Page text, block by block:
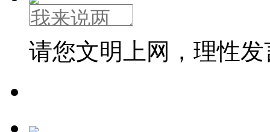
请您文明上网，理性